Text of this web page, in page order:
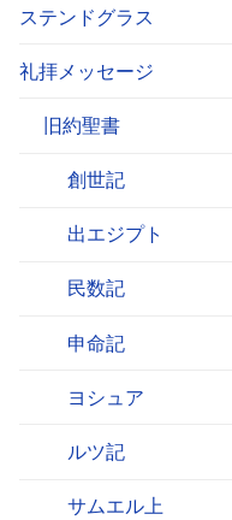
ステンドグラス
礼拝メッセージ
旧約聖書
創世記
出エジプト
民数記
申命記
ヨシュア
ルツ記
サムエル上